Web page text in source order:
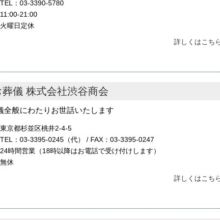
TEL：03-3390-5780
11:00-21:00
火曜日定休
詳しくはこち
儀 株式会社渋谷商会
全般にわたりお世話いたします
東京都杉並区桃井2-4-5
TEL：03-3395-0245（代） / FAX：03-3395-0247
24時間営業（18時以降はお電話で受け付けします）
無休
詳しくはこち